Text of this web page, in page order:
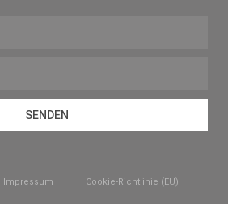
SENDEN
Impressum Cookie-Richtlinie (EU)